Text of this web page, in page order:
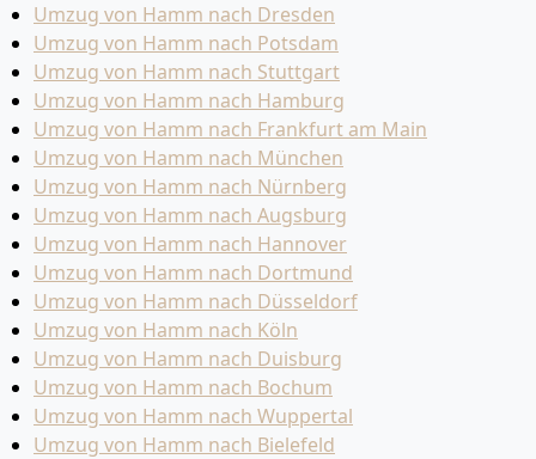
Umzug von Hamm nach Dresden
Umzug von Hamm nach Potsdam
Umzug von Hamm nach Stuttgart
Umzug von Hamm nach Hamburg
Umzug von Hamm nach Frankfurt am Main
Umzug von Hamm nach München
Umzug von Hamm nach Nürnberg
Umzug von Hamm nach Augsburg
Umzug von Hamm nach Hannover
Umzug von Hamm nach Dortmund
Umzug von Hamm nach Düsseldorf
Umzug von Hamm nach Köln
Umzug von Hamm nach Duisburg
Umzug von Hamm nach Bochum
Umzug von Hamm nach Wuppertal
Umzug von Hamm nach Bielefeld